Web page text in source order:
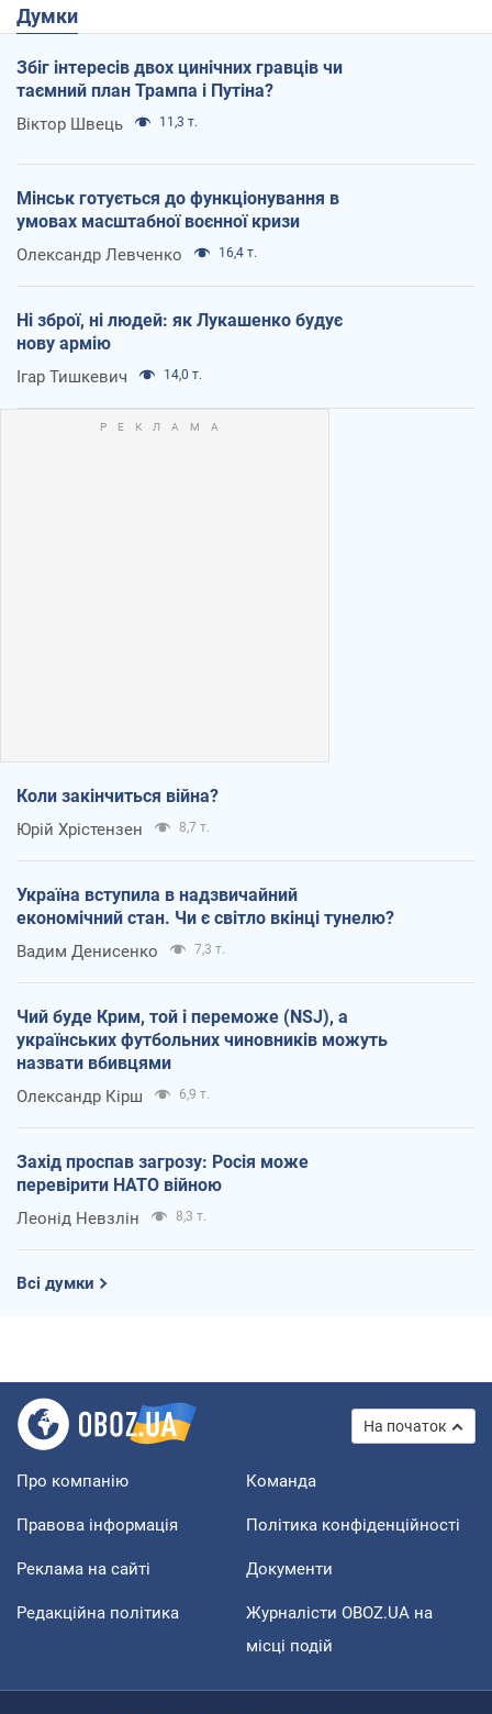
Думки
Збіг інтересів двох цинічних гравців чи
таємний план Трампа і Путіна?
Віктор Швець 11,3 т.
Мінськ готується до функціонування в
умовах масштабної воєнної кризи
Олександр Левченко 16,4 т.
Ні зброї, ні людей: як Лукашенко будує
нову армію
Ігар Тишкевич 14,0 т.
Коли закінчиться війна?
Юрій Хрістензен 8,7 т.
Україна вступила в надзвичайний
економічний стан. Чи є світло вкінці тунелю?
Вадим Денисенко 7,3 т.
Чий буде Крим, той і переможе (NSJ), а
українських футбольних чиновників можуть
назвати вбивцями
Олександр Кірш 6,9 т.
Захід проспав загрозу: Росія може
перевірити НАТО війною
Леонід Невзлін 8,3 т.
Всі думки
На початок
Про компанію Команда
Правова інформація Політика конфіденційності
Реклама на сайті Документи
Редакційна політика
Журналісти OBOZ.UA на
місці подій